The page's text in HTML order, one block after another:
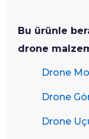
Bu ürünle
drone
Drone
Drone
Drone